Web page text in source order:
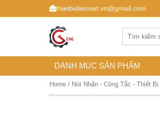
thietbidienviet.vn@gmail.com
DANH MỤC SẢN PHẨM
Home / Nút Nhấn - Công Tắc - Thiết Bị